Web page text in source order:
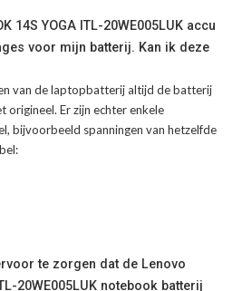
14S YOGA ITL-20WE005LUK accu
voor mijn batterij. Kan ik deze
van de laptopbatterij altijd de batterij
origineel. Er zijn echter enkele
bijvoorbeeld spanningen van hetzelfde
te zorgen dat de Lenovo
20WE005LUK notebook batterij